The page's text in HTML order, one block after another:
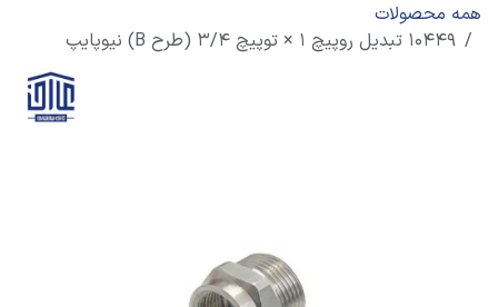
همه محصولات
10449 تبدیل روپیچ 1 × توپیچ 3/4 (طرح B) نیوپایپ